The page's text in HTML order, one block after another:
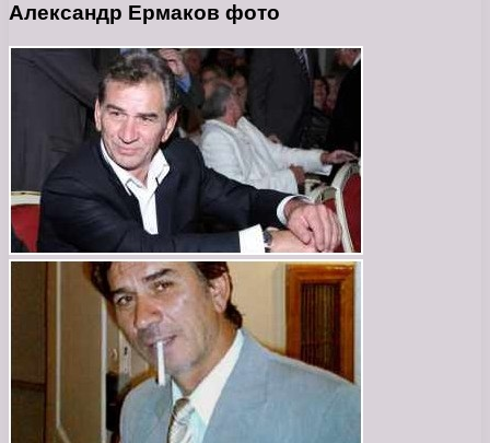
Александр Ермаков фото